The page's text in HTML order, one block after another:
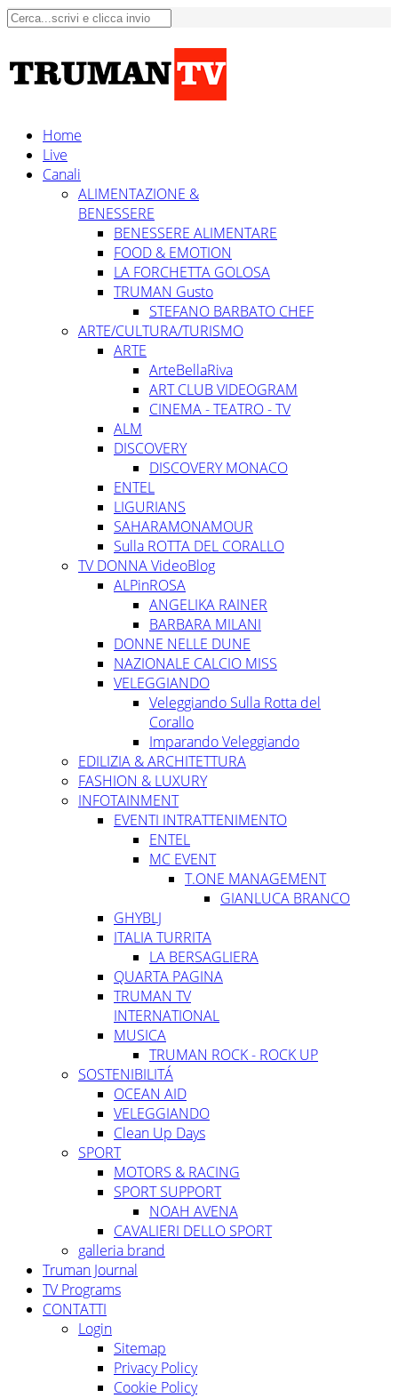
Home
Live
Canali
ALIMENTAZIONE &
BENESSERE
BENESSERE ALIMENTARE
FOOD & EMOTION
LA FORCHETTA GOLOSA
TRUMAN Gusto
STEFANO BARBATO CHEF
ARTE/CULTURA/TURISMO
ARTE
ArteBellaRiva
ART CLUB VIDEOGRAM
CINEMA - TEATRO - TV
ALM
DISCOVERY
DISCOVERY MONACO
ENTEL
LIGURIANS
SAHARAMONAMOUR
Sulla ROTTA DEL CORALLO
TV DONNA VideoBlog
ALPinROSA
ANGELIKA RAINER
BARBARA MILANI
DONNE NELLE DUNE
NAZIONALE CALCIO MISS
VELEGGIANDO
Veleggiando Sulla Rotta del
Corallo
Imparando Veleggiando
EDILIZIA & ARCHITETTURA
FASHION & LUXURY
INFOTAINMENT
EVENTI INTRATTENIMENTO
ENTEL
MC EVENT
T.ONE MANAGEMENT
GIANLUCA BRANCO
GHYBLJ
ITALIA TURRITA
LA BERSAGLIERA
QUARTA PAGINA
TRUMAN TV
INTERNATIONAL
MUSICA
TRUMAN ROCK - ROCK UP
SOSTENIBILITÁ
OCEAN AID
VELEGGIANDO
Clean Up Days
SPORT
MOTORS & RACING
SPORT SUPPORT
NOAH AVENA
CAVALIERI DELLO SPORT
galleria brand
Truman Journal
TV Programs
CONTATTI
Login
Sitemap
Privacy Policy
Cookie Policy